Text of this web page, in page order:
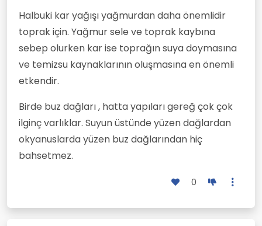
Halbuki kar yağışı yağmurdan daha önemlidir
toprak için. Yağmur sele ve toprak kaybına
sebep olurken kar ise toprağın suya doymasına
ve temizsu kaynaklarının oluşmasına en önemli
etkendir.
Birde buz dağları , hatta yapıları gereğ çok çok
ilginç varlıklar. Suyun üstünde yüzen dağlardan
okyanuslarda yüzen buz dağlarından hiç
bahsetmez.
0